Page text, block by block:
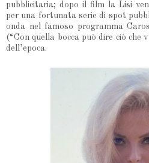
pubblicitaria; dopo il film la Lisi
per una fortunata serie di spot
onda nel famoso programma
(“Con quella bocca può dire ciò che
dell’epoca.